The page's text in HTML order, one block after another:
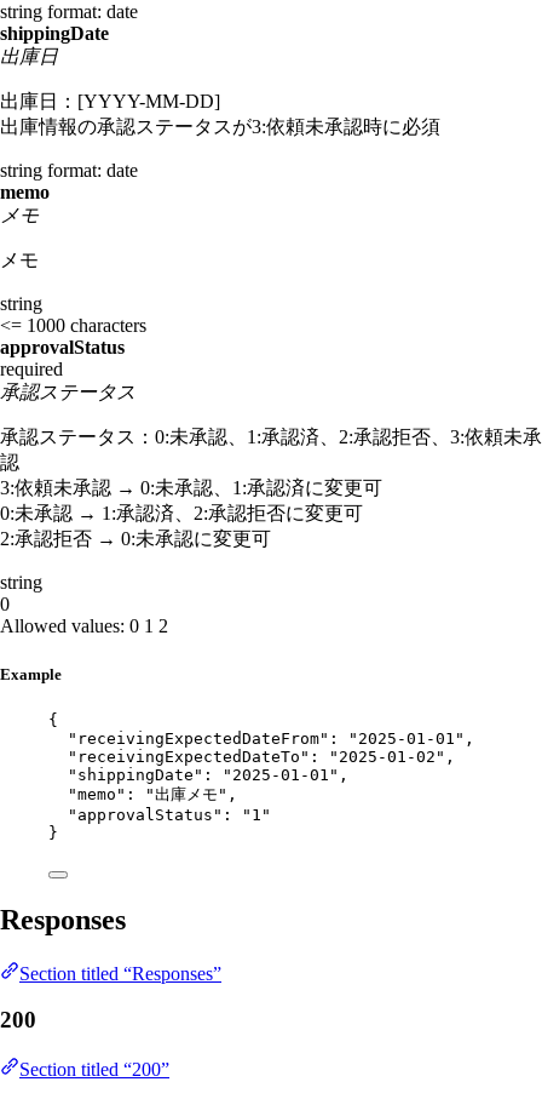
string format: date
shippingDate
出庫日
出庫日：[YYYY-MM-DD]
出庫情報の承認ステータスが3:依頼未承認時に必須
string format: date
memo
メモ
メモ
string
<= 1000 characters
approvalStatus
required
承認ステータス
承認ステータス：0:未承認、1:承認済、2:承認拒否、3:依頼未承
認
3:依頼未承認 → 0:未承認、1:承認済に変更可
0:未承認 → 1:承認済、2:承認拒否に変更可
2:承認拒否 → 0:未承認に変更可
string
0
Allowed values: 0 1 2
Example
{
"receivingExpectedDateFrom" : " 2025-01-01 " ,
"receivingExpectedDateTo" : " 2025-01-02 " ,
"shippingDate" : " 2025-01-01 " ,
"memo" : "出庫メモ " ,
"approvalStatus" : " 1 "
}
Responses
Section titled “Responses”
200
Section titled “200”